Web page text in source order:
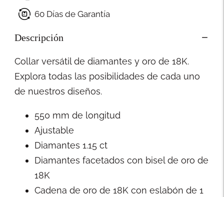
60 Días de Garantía
Descripción
Collar versátil de diamantes y oro de 18K.
Explora todas las posibilidades de cada uno
de nuestros diseños.
550 mm de longitud
Ajustable
Diamantes 1.15 ct
Diamantes facetados con bisel de oro de
18K
Cadena de oro de 18K con eslabón de 1